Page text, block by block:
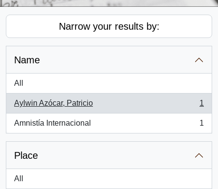
Narrow your results by:
Name
All
Aylwin Azócar, Patricio
, 1 results
1
Amnistía Internacional
, 1 results
1
Place
All